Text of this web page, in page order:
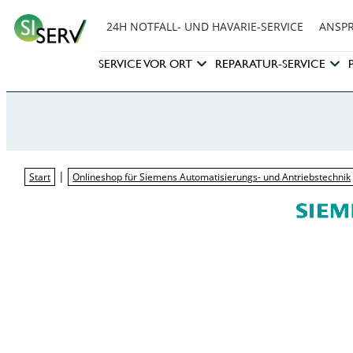
24H NOTFALL- UND HAVARIE-SERVICE
SERVICE VOR ORT REPARATUR-SERVICE
Start | Onlineshop für Siemens Automatisierungs- und Antriebstechnik